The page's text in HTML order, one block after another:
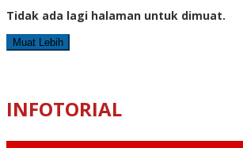
Tidak ada lagi halaman untuk dimuat.
Muat Lebih
INFOTORIAL